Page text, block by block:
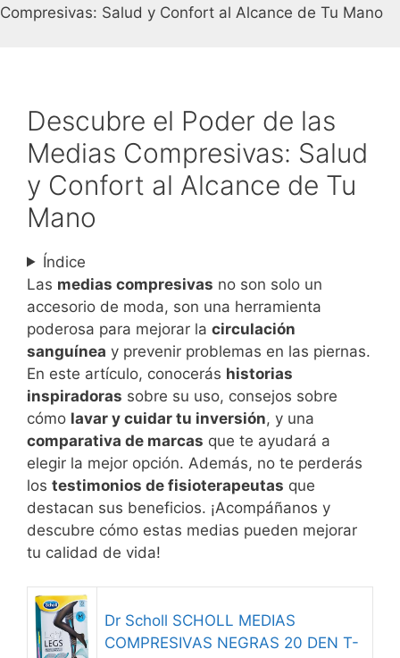
Compresivas: Salud y Confort al Alcance de Tu Mano
Descubre el Poder de las
Medias Compresivas: Salud
y Confort al Alcance de Tu
Mano
Índice
Las medias compresivas no son solo un
accesorio de moda, son una herramienta
poderosa para mejorar la circulación
sanguínea y prevenir problemas en las piernas.
En este artículo, conocerás historias
inspiradoras sobre su uso, consejos sobre
cómo lavar y cuidar tu inversión, y una
comparativa de marcas que te ayudará a
elegir la mejor opción. Además, no te perderás
los testimonios de fisioterapeutas que
destacan sus beneficios. ¡Acompáñanos y
descubre cómo estas medias pueden mejorar
tu calidad de vida!
Dr Scholl SCHOLL MEDIAS
COMPRESIVAS NEGRAS 20 DEN T-